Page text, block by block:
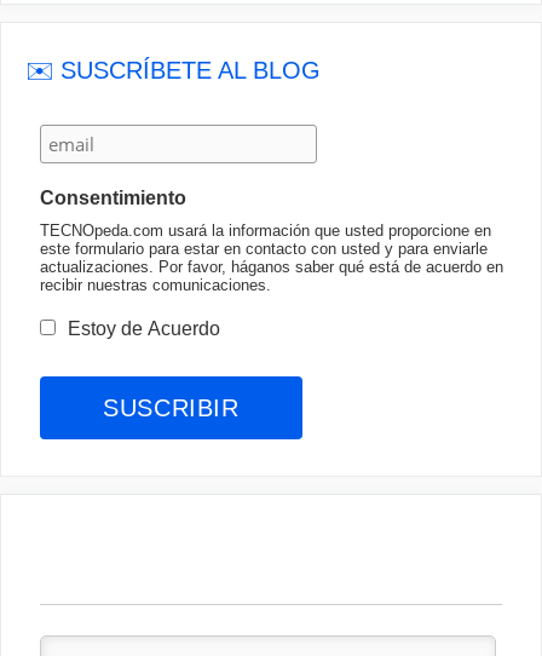
✉️ SUSCRÍBETE AL BLOG
Consentimiento
TECNOpeda.com usará la información que usted proporcione en
este formulario para estar en contacto con usted y para enviarle
actualizaciones. Por favor, háganos saber qué está de acuerdo en
recibir nuestras comunicaciones.
Estoy de Acuerdo